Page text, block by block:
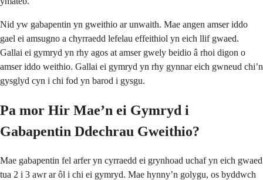
Nid yw gabapentin yn gweithio ar unwaith. Mae angen amser iddo
gael ei amsugno a chyrraedd lefelau effeithiol yn eich llif gwaed.
Gallai ei gymryd yn rhy agos at amser gwely beidio â rhoi digon o
amser iddo weithio. Gallai ei gymryd yn rhy gynnar eich gwneud chi’n
gysglyd cyn i chi fod yn barod i gysgu.
Pa mor Hir Mae’n ei Gymryd i
Gabapentin Ddechrau Gweithio?
Mae gabapentin fel arfer yn cyrraedd ei grynhoad uchaf yn eich gwaed
tua 2 i 3 awr ar ôl i chi ei gymryd. Mae hynny’n golygu, os byddwch